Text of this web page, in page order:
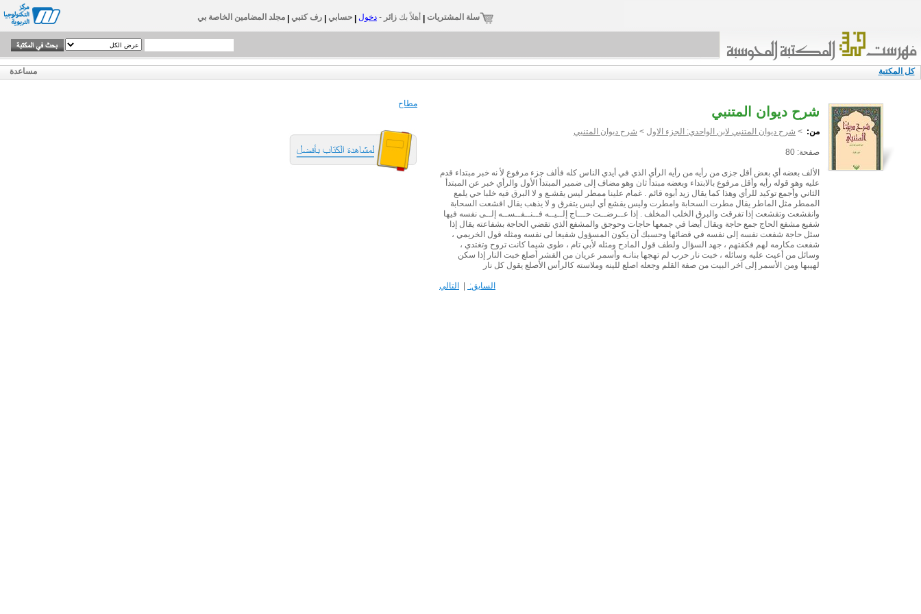
سلة المشتريات أهلاً بك زائر - دخول حسابي رف كتبي مجلد المضامين الخاصة بي
كل المكتبة مساعدة
شرح ديوان المتنبي
من: > شرح ديوان المتنبي لابن الواحدي: الجزء الاول > شرح ديوان المتنبي
صفحة: 80
الألف بعضه أي بعض أقل جزى من رأيه من رأيه الرأي الذي في أيدي الناس كله فألف جزء مرفوع لأ نه خبر مبتداء قدم
عليه وهو قوله رأيه وأقل مرفوع بالابتداء وبعضه مبتدأ ثان وهو مضاف إلى ضمير المبتدأ الأول والرأي خبر عن المبتدأ
الثاني وأجمع توكيد للرأي وهذا كما يقال زيد أبوه قائم . غمام علينا ممطر ليس يقشـع و لا البرق فيه خلبا حي يلمع
الممطر مثل الماطر يقال مطرت السحابة وامطرت وليس يقشع أي ليس يتفرق و لا يذهب يقال اقشعت السحابة
وانقشعت وتقشعت إذا تفرقت والبرق الخلب المخلف . إذا عــرضــت حـــاج إلــيــه فــنــفــســه إلــى نفسه فيها
شفيع مشفع الحاج جمع حاجة ويقال أيضا في جمعها حاجات وحوجق والمشفع الذي تقضي الحاجة بشفاعته يقال إذا
سئل حاجة شفعت نفسه إلى نفسه في قضائها وحسبك أن يكون المسؤول شفيعا لى نفسه ومثله قول الخريمي ،
شفعت مكارمه لهم فكفتهم ، جهد السؤال ولطف قول المادح ومثله لأبي تام ، طوى شيما كانت تروح وتغتدي ،
وسائل من أعيت عليه وسائله ، خبت نار حرب لم تهجها بنانـه وأسمر عريان من القشر أصلع خبت النار إذا سكن
لهيبها ومن الأسمر إلى آخر البيت من صفة القلم وجعله اصلع للينه وملاسته كالرأس الأصلع يقول كل نار
السابق: | التالي
مطاح